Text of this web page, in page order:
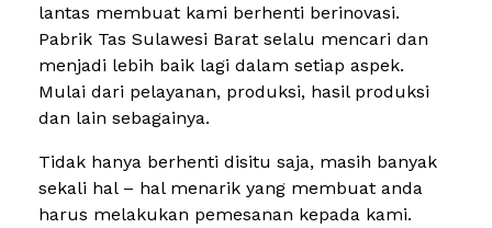
lantas membuat kami berhenti berinovasi.
Pabrik Tas Sulawesi Barat selalu mencari dan
menjadi lebih baik lagi dalam setiap aspek.
Mulai dari pelayanan, produksi, hasil produksi
dan lain sebagainya.
Tidak hanya berhenti disitu saja, masih banyak
sekali hal – hal menarik yang membuat anda
harus melakukan pemesanan kepada kami.